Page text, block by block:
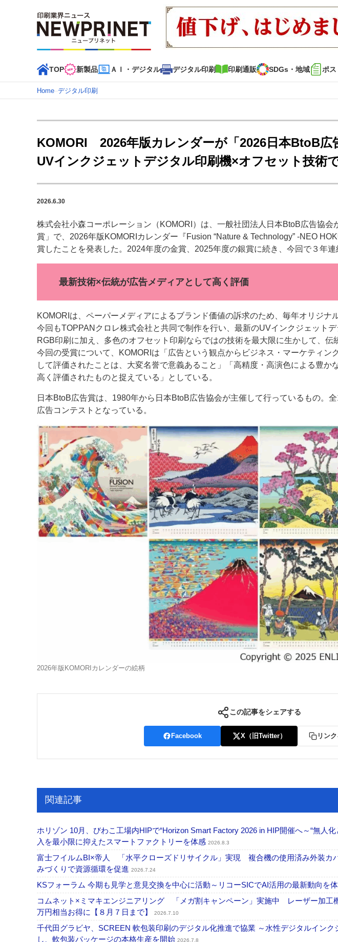
TOP 新製品 ＡＩ・デジタル デジタル印刷 印刷通販 SDGs・地域 ポ
インデックス
TOP 新着記事 特集記事 動画コンテンツ インタビュー コレクシ
カテゴリー一覧
新商品 新製品 ＡＩ・デジタル デジタル印刷 印刷通販 SDGs・地域 ポストプ
特集記事カテゴリー一覧
特集・デジタル印刷 ～ 新成長軌道を描く
案内
会社案内 購読・購入申し込み サイトポリシー お問い合わせ
Home–デジタル印刷
KOMORI 2026年版カレンダーが「2026日本BtoB
UVインクジェットデジタル印刷機×オフセット技術
2026.6.30
株式会社小森コーポレーション（KOMORI）は、一般社団法人日本BtoB広告協
賞」で、2026年版KOMORIカレンダー『Fusion “Nature & Technology” -NEO
賞したことを発表した。2024年度の金賞、2025年度の銀賞に続き、今回で３年連
最新技術×伝統が広告メディアとして高く評価
KOMORIは、ペーパーメディアによるブランド価値の訴求のため、毎年オリジナ
今回もTOPPANクロレ株式会社と共同で制作を行い、最新のUVインクジェット
RGB印刷に加え、多色のオフセット印刷ならではの技術を最大限に生かして、伝
今回の受賞について、KOMORIは「広告という観点からビジネス・マーケティン
して評価されたことは、大変名誉で意義あること」「高精度・高演色による豊か
高く評価されたものと捉えている」としている。
日本BtoB広告賞は、1980年から日本BtoB広告協会が主催して行っているもの。
広告コンテストとなっている。
2026年版KOMORIカレンダーの絵柄
この記事をシェアする
Facebook X（旧Twitter） リン
関連記事
ホリゾン 10月、びわこ工場内HIPで“Horizon Smart Factory 2026 in HIP開催へ～“無人
入を最小限に抑えたスマートファクトリーを体感 2026.8.3
富士フイルムBI×帝人 「水平クローズドリサイクル」実現 複合機の使用済み外装カ
みづくりで資源循環を促進 2026.7.24
KSフォーラム 今期も見学と意見交換を中心に活動～リコーSICでAI活用の最新動向を
コムネット×ミマキエンジニアリング 「メガ割キャンペーン」実施中 レーザー加工
万円相当お得に【８月７日まで】
2026.7.10
千代田グラビヤ、SCREEN 軟包装印刷のデジタル化推進で協業 ～水性デジタルインク
し、軟包装パッケージの本格生産を開始 2026.7.8